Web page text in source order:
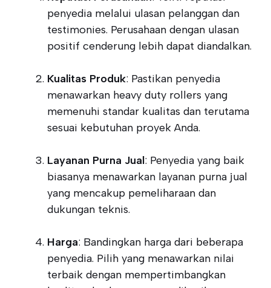
penyedia melalui ulasan pelanggan dan
testimonies. Perusahaan dengan ulasan
positif cenderung lebih dapat diandalkan.
Kualitas Produk: Pastikan penyedia
menawarkan heavy duty rollers yang
memenuhi standar kualitas dan terutama
sesuai kebutuhan proyek Anda.
Layanan Purna Jual: Penyedia yang baik
biasanya menawarkan layanan purna jual
yang mencakup pemeliharaan dan
dukungan teknis.
Harga: Bandingkan harga dari beberapa
penyedia. Pilih yang menawarkan nilai
terbaik dengan mempertimbangkan